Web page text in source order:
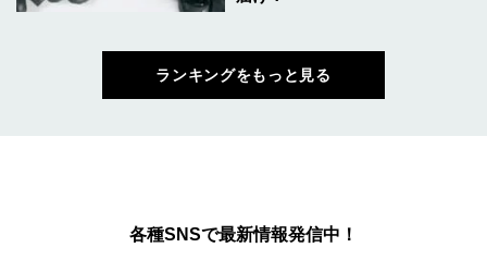
ランキングをもっと見る
各種SNSで最新情報発信中！